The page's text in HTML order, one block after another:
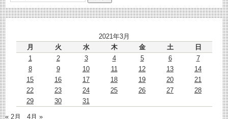
2021年3月
月
火 水 木 金 土
日
1
2 3 4 5 6
7
8
9 10 11 12 13
14
15
16 17 18 19 20
21
22
23 24 25 26 27
28
29
30 31
« 2月 4月 »